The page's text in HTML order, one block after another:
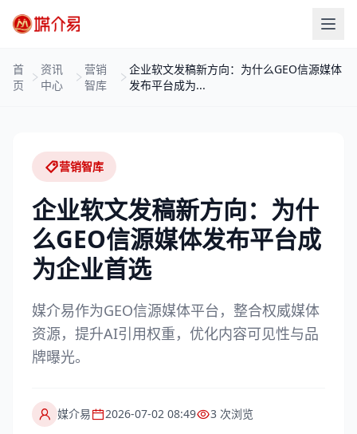
首
页
资讯
中心
营销
智库
企业软文发稿新方向：为什么GEO信源媒体
发布平台成为...
营销智库
企业软文发稿新方向：为什
么GEO信源媒体发布平台成
为企业首选
媒介易作为GEO信源媒体平台，整合权威媒体
资源，提升AI引用权重，优化内容可见性与品
牌曝光。
媒介易 2026-07-02 08:49 3 次浏览